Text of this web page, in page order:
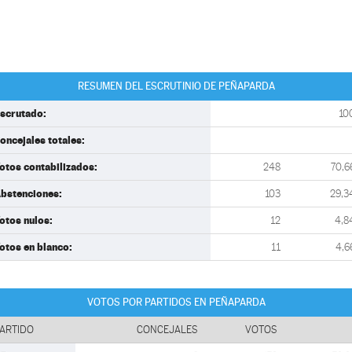
RESUMEN DEL ESCRUTINIO DE PEÑAPARDA
totales:
contabilizados: 248
103
nulos: 12
en blanco: 11
VOTOS POR PARTIDOS EN PEÑAPARDA
CONCEJALES VOTOS